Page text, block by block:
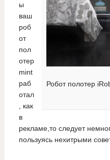
Робот полотер
ы
ваш
роб
от
пол
отер
mint
раб
отал
, как
в
рекламе,то следует
пользуясь нехитрыми